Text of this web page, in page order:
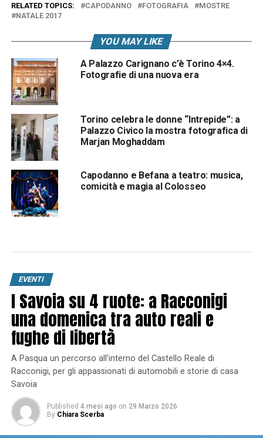
RELATED TOPICS: CAPODANNO FOTOGRAFIA
MOSTRE
NATALE 2017
YOU MAY LIKE
A Palazzo Carignano c’è Torino 4×4.
Fotografie di una nuova era
Torino celebra le donne “Intrepide”: a
Palazzo Civico la mostra fotografica di
Marjan Moghaddam
Capodanno e Befana a teatro: musica,
comicità e magia al Colosseo
EVENTI
I Savoia su 4 ruote: a Racconigi
una domenica tra auto reali e
fughe di libertà
A Pasqua un percorso all’interno del Castello Reale di
Racconigi, per gli appassionati di automobili e storie di casa
Savoia
Published 4 mesi ago on 29 Marzo 2026
By Chiara Scerba